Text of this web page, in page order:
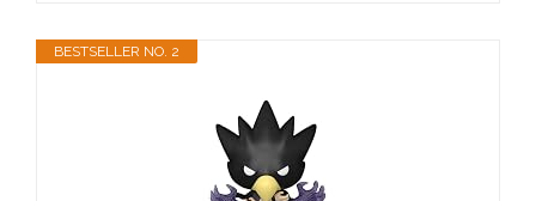
BESTSELLER NO. 2